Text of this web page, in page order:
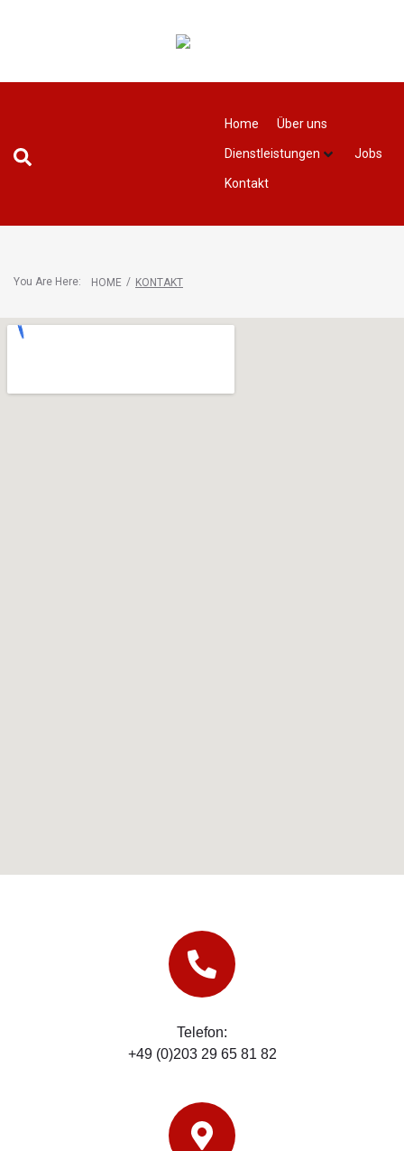
Home Über uns
Dienstleistungen Jobs
Kontakt
You Are Here: HOME / KONTAKT
Telefon:
+49 (0)203 29 65 81 82